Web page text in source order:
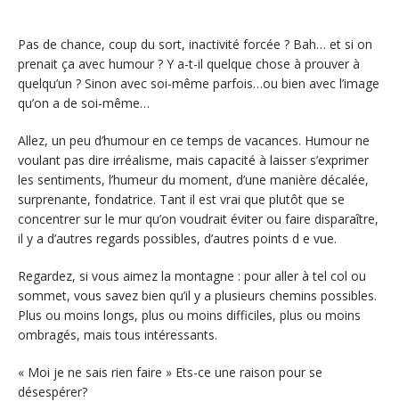
Pas de chance, coup du sort, inactivité forcée ? Bah… et si on
prenait ça avec humour ? Y a-t-il quelque chose à prouver à
quelqu’un ? Sinon avec soi-même parfois…ou bien avec l’image
qu’on a de soi-même…
Allez, un peu d’humour en ce temps de vacances. Humour ne
voulant pas dire irréalisme, mais capacité à laisser s’exprimer
les sentiments, l’humeur du moment, d’une manière décalée,
surprenante, fondatrice. Tant il est vrai que plutôt que se
concentrer sur le mur qu’on voudrait éviter ou faire disparaître,
il y a d’autres regards possibles, d’autres points d e vue.
Regardez, si vous aimez la montagne : pour aller à tel col ou
sommet, vous savez bien qu’il y a plusieurs chemins possibles.
Plus ou moins longs, plus ou moins difficiles, plus ou moins
ombragés, mais tous intéressants.
« Moi je ne sais rien faire » Ets-ce une raison pour se
désespérer?